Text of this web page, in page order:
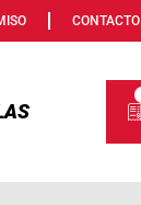
CONTACTO